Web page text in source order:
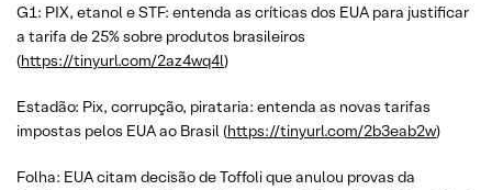
G1: PIX, etanol e STF: entenda as críticas dos EUA para justificar
a tarifa de 25% sobre produtos brasileiros
(https://tinyurl.com/2az4wq4l)
Estadão: Pix, corrupção, pirataria: entenda as novas tarifas
impostas pelos EUA ao Brasil (https://tinyurl.com/2b3eab2w)
Folha: EUA citam decisão de Toffoli que anulou provas da